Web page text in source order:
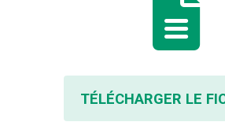
TÉLÉCHARGER LE